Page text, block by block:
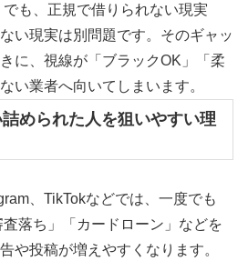
でも、正規で借りられない現実
い現実は別問題です。そのギャッ
に、視線が「ブラックOK」「柔
い業者へ向いてしまいます。
められた人を狙いやすい理
、TikTokなどでは、一度でも
査落ち」「カードローン」などを
や投稿が増えやすくなります。